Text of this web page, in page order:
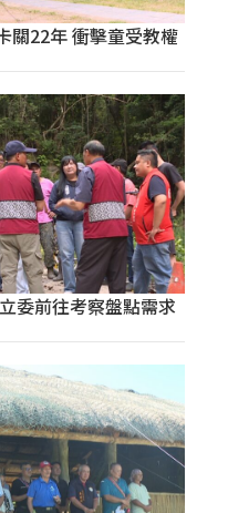
關22年 衝擊童受教權
委前往考察盤點需求